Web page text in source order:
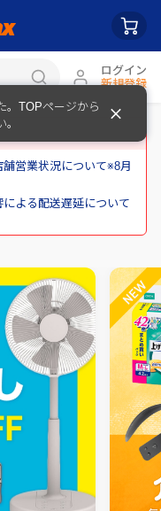
ログイン
新規登録
営業状況について※8月
による配送遅延について
。TOPページから